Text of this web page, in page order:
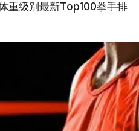
重级别最新Top100拳手排